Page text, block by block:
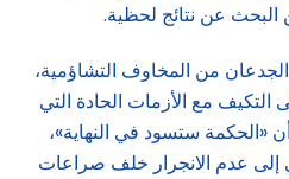
البحث عن نتائج لحظية.
من المخاوف التشاؤمية،
التكيف مع الأزمات الحادة التي
«الحكمة ستسود في النهاية»،
إلى عدم الانجرار خلف صراعات